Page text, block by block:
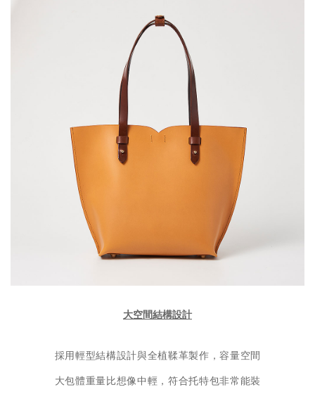
大空間結構設計
採用輕型結構設計與全植鞣革製作，容量空間
大包體重量比想像中輕，符合托特包非常能裝